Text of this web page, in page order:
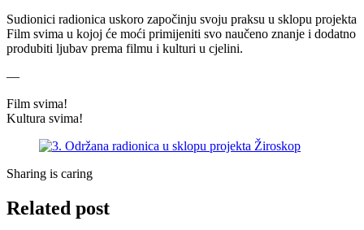
Sudionici radionica uskoro započinju svoju praksu u sklopu projekta
Film svima u kojoj će moći primijeniti svo naučeno znanje i dodatno
produbiti ljubav prema filmu i kulturi u cjelini.
––
Film svima!
Kultura svima!
Sharing is caring
Related post